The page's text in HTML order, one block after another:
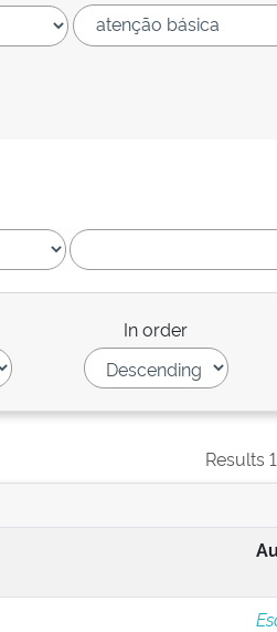
In order
Results